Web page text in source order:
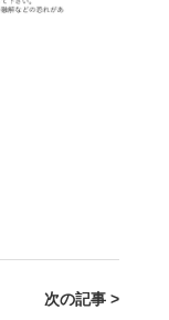
次の記事 >